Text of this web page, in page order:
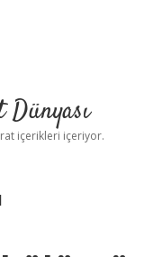
içerikleri içeriyor.